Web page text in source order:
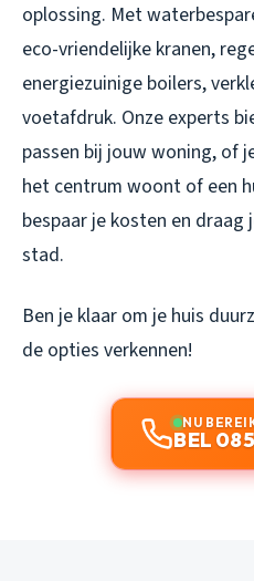
oplossing. Met
eco-vriendelijke kranen,
energiezuinige boilers,
voetafdruk. Onze experts
passen bij jouw woning, of
het centrum woont of een
bespaar je kosten en draag
stad.
Ben je klaar om je huis
de opties verkennen!
NU
BEL